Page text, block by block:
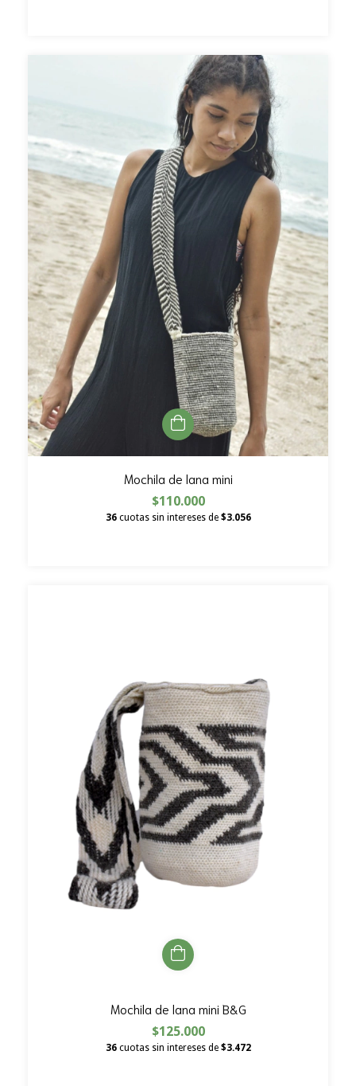
Mochila de lana mini
$110.000
36 cuotas sin intereses de $3.056
Mochila de lana mini B&G
$125.000
36 cuotas sin intereses de $3.472